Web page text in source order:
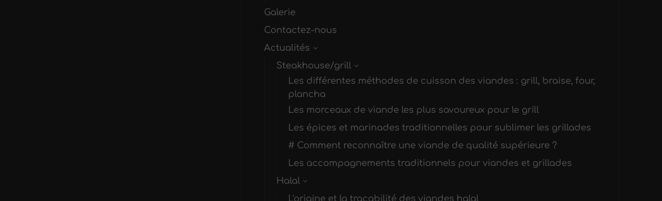
Galerie
Contactez-nous
Actualités
Steakhouse/grill
Les différentes méthodes de cuisson des viandes : grill, braise, four,
plancha
Les morceaux de viande les plus savoureux pour le grill
Les épices et marinades traditionnelles pour sublimer les grillades
# Comment reconnaître une viande de qualité supérieure ?
Les accompagnements traditionnels pour viandes et grillades
Halal
L'origine et la traçabilité des viandes halal